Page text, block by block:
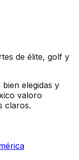
de élite, golf y
elegidas y
valoro
claros.